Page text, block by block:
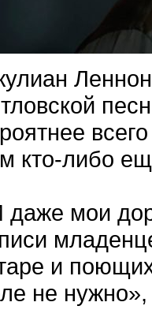
кто-либо
даже мои
и
не